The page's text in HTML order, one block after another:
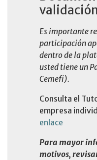
Es importante
participación
dentro de la
usted tiene un
Cemefi).
Consulta el
empresa
enlace
Para mayor
motivos,